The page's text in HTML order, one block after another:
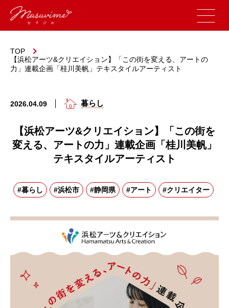
TOP
【浜松アーツ&クリエイション】「この街を変える、アートの
力」連載企画「桂川美帆」テキスタイルアーティスト
2026.04.09 暮らし
【浜松アーツ&クリエイション】「この街を
変える、アートの力」連載企画「桂川美帆」
テキスタイルアーティスト
#暮らし #浜松市 #静岡県 #アート #クリエイター